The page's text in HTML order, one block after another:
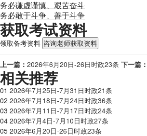
务必谦虚谨慎、艰苦奋斗
务必敢于斗争、善于斗争
获取考试资料
领取备考资料 咨询老师获取资料
上一篇： 2026年6月20日-26日时政23条 下一篇：
相关推荐
01 2026年7月25日-7月31日时政21条
02 2026年7月18日-7月24日时政36条
03 2026年7月11日-7月17日时政24条
04 2026年7月4日-7月10日时政27条
05 2026年6月20日-26日时政23条